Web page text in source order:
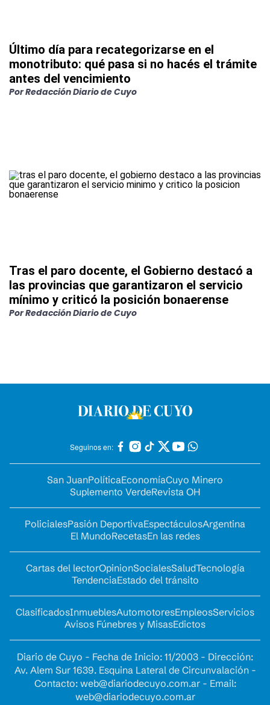
Último día para recategorizarse en el
monotributo: qué pasa si no hacés el trámite
antes del vencimiento
PorRedacción Diario de Cuyo
Tras el paro docente, el Gobierno destacó a
las provincias que garantizaron el servicio
mínimo y criticó la posición bonaerense
PorRedacción Diario de Cuyo
Seguinos en:
San JuanPolíticaEconomíaCuyo Minero
Suplemento VerdeRevista OH
PolicialesPasión DeportivaEspectáculosArgentina
El MundoRecetasEn las redes
Cartas del lectorOpinionSocialesSaludTecnología
TendenciaEstado del tránsito
ClasificadosInmueblesAutomotoresEmpleosServicios
Avisos Fúnebres y MisasEdictos
Diario de Cuyo - Fecha de Inicio: 11/2003 - Dirección:
Av. Alem Sur 1639. Esquina Lateral de Circunvalación -
Contacto: web@diariodecuyo.com.ar- Email:
web@diariodecuyo.com.ar